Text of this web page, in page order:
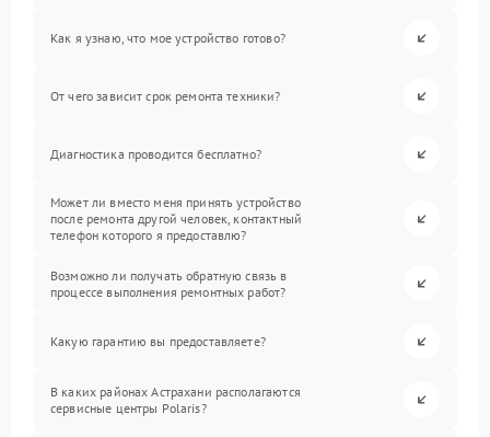
Как я узнаю, что мое устройство готово?
От чего зависит срок ремонта техники?
Диагностика проводится бесплатно?
Может ли вместо меня принять устройство
после ремонта другой человек, контактный
телефон которого я предоставлю?
Возможно ли получать обратную связь в
процессе выполнения ремонтных работ?
Какую гарантию вы предоставляете?
В каких районах Астрахани располагаются
сервисные центры Polaris?